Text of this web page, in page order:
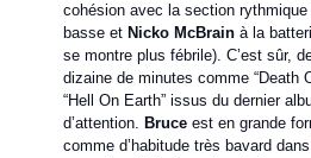
cohésion avec la section rythmique
basse et Nicko McBrain à la
se montre plus fébrile). C’est sûr,
dizaine de minutes comme “Death
“Hell On Earth” issus du dernier
d’attention. Bruceest en grande
comme d’habitude très bavard